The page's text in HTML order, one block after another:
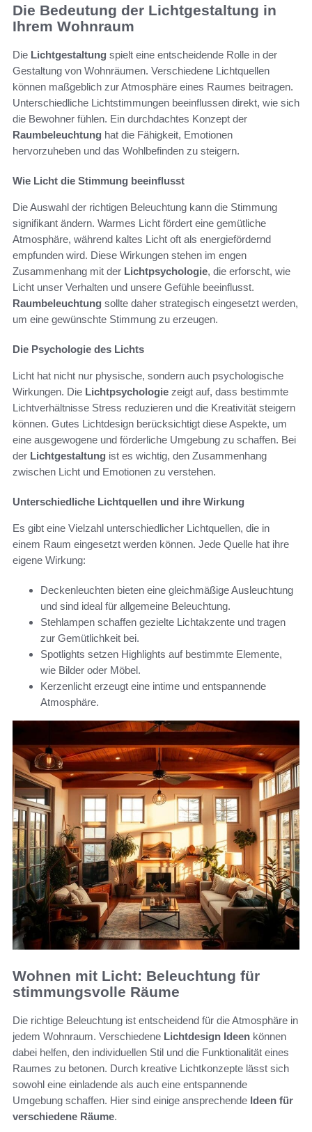
Die Bedeutung der Lichtgestaltung in
Ihrem Wohnraum
Die Lichtgestaltung spielt eine entscheidende Rolle in der
Gestaltung von Wohnräumen. Verschiedene Lichtquellen
können maßgeblich zur Atmosphäre eines Raumes beitragen.
Unterschiedliche Lichtstimmungen beeinflussen direkt, wie sich
die Bewohner fühlen. Ein durchdachtes Konzept der
Raumbeleuchtung hat die Fähigkeit, Emotionen
hervorzuheben und das Wohlbefinden zu steigern.
Wie Licht die Stimmung beeinflusst
Die Auswahl der richtigen Beleuchtung kann die Stimmung
signifikant ändern. Warmes Licht fördert eine gemütliche
Atmosphäre, während kaltes Licht oft als energiefördernd
empfunden wird. Diese Wirkungen stehen im engen
Zusammenhang mit der Lichtpsychologie, die erforscht, wie
Licht unser Verhalten und unsere Gefühle beeinflusst.
Raumbeleuchtung sollte daher strategisch eingesetzt werden,
um eine gewünschte Stimmung zu erzeugen.
Die Psychologie des Lichts
Licht hat nicht nur physische, sondern auch psychologische
Wirkungen. Die Lichtpsychologie zeigt auf, dass bestimmte
Lichtverhältnisse Stress reduzieren und die Kreativität steigern
können. Gutes Lichtdesign berücksichtigt diese Aspekte, um
eine ausgewogene und förderliche Umgebung zu schaffen. Bei
der Lichtgestaltung ist es wichtig, den Zusammenhang
zwischen Licht und Emotionen zu verstehen.
Unterschiedliche Lichtquellen und ihre Wirkung
Es gibt eine Vielzahl unterschiedlicher Lichtquellen, die in
einem Raum eingesetzt werden können. Jede Quelle hat ihre
eigene Wirkung:
Deckenleuchten bieten eine gleichmäßige Ausleuchtung
und sind ideal für allgemeine Beleuchtung.
Stehlampen schaffen gezielte Lichtakzente und tragen
zur Gemütlichkeit bei.
Spotlights setzen Highlights auf bestimmte Elemente,
wie Bilder oder Möbel.
Kerzenlicht erzeugt eine intime und entspannende
Atmosphäre.
Wohnen mit Licht: Beleuchtung für
stimmungsvolle Räume
Die richtige Beleuchtung ist entscheidend für die Atmosphäre in
jedem Wohnraum. Verschiedene Lichtdesign Ideen können
dabei helfen, den individuellen Stil und die Funktionalität eines
Raumes zu betonen. Durch kreative Lichtkonzepte lässt sich
sowohl eine einladende als auch eine entspannende
Umgebung schaffen. Hier sind einige ansprechende Ideen für
verschiedene Räume.